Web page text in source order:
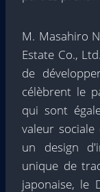
M. Masahiro
Estate Co.,
de
célèbrent le
qui sont
valeur
un design
unique de
japonaise, le